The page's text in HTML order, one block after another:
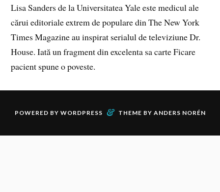
Lisa Sanders de la Universitatea Yale este medicul ale
cărui editoriale extrem de populare din The New York
Times Magazine au inspirat serialul de televiziune Dr.
House. Iată un fragment din excelenta sa carte Ficare
pacient spune o poveste.
POWERED BY WORDPRESS & THEME BY ANDERS NORÉN